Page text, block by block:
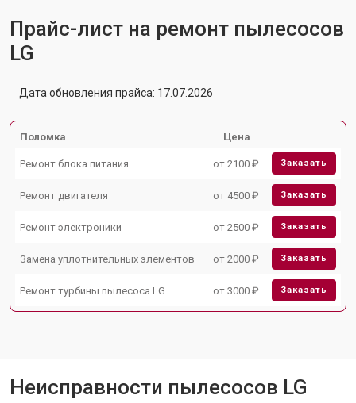
Прайс-лист на ремонт пылесосов
LG
Дата обновления прайса: 17.07.2026
Поломка Цена
Ремонт блока питания от 2100 ₽ Заказать
Ремонт двигателя от 4500 ₽ Заказать
Ремонт электроники от 2500 ₽ Заказать
Замена уплотнительных элементов от 2000 ₽ Заказать
Ремонт турбины пылесоса LG от 3000 ₽ Заказать
Неисправности пылесосов LG